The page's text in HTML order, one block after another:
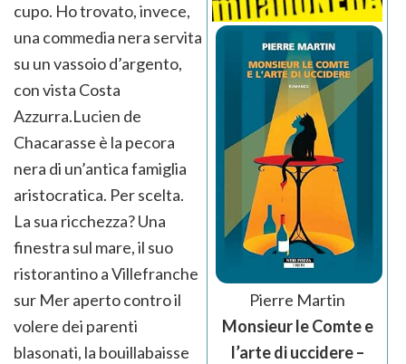
Pierre Martin
Monsieur le Comte e
l’arte di uccidere –
cupo. Ho trovato, invece,
una commedia nera servita
su un vassoio d’argento,
con vista Costa
Azzurra.Lucien de
Chacarasse è la pecora
nera di un’antica famiglia
aristocratica. Per scelta.
La sua ricchezza? Una
finestra sul mare, il suo
ristorantino a Villefranche
sur Mer aperto contro il
volere dei parenti
blasonati, la bouillabaisse